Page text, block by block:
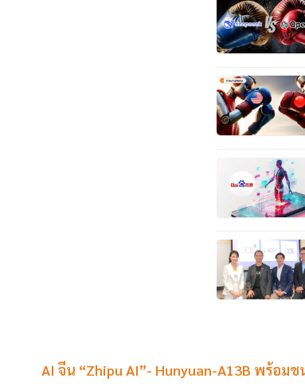
AI จีน “Zhipu AI”- Hunyuan-A13B พร้อมช